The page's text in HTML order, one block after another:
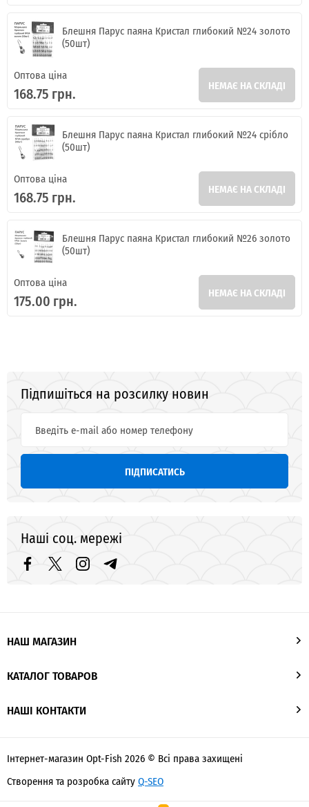
Блешня Парус паяна Кристал глибокий №24 золото
(50шт)
Оптова ціна
168.75 грн. НЕМАЄ НА СКЛАДІ
Блешня Парус паяна Кристал глибокий №24 срібло
(50шт)
Оптова ціна
168.75 грн. НЕМАЄ НА СКЛАДІ
Блешня Парус паяна Кристал глибокий №26 золото
(50шт)
Оптова ціна
175.00 грн. НЕМАЄ НА СКЛАДІ
Підпишіться на розсилку новин
ПІДПИСАТИСЬ
Наші соц. мережі
НАШ МАГАЗИН
КАТАЛОГ ТОВАРОВ
НАШІ КОНТАКТИ
Інтернет-магазин Opt-Fish 2026 © Всі права захищені
Створення та розробка сайтуQ-SEO